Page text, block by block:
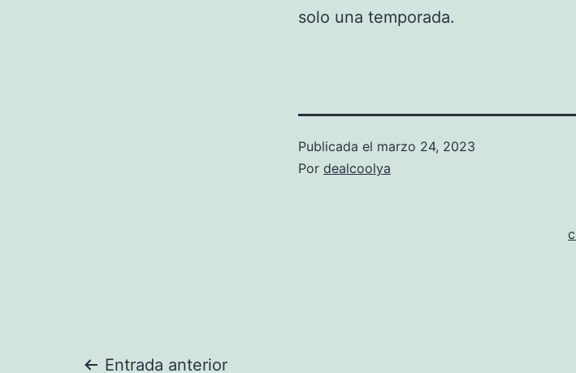
solo una temporada.
Publicada el marzo 24, 2023
Por dealcoolya
Entrada anterior